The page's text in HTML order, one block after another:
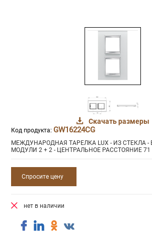
Скачать размеры
Код продукта: GW16224CG
МЕЖДУНАРОДНАЯ ТАРЕЛКА LUX - ИЗ СТЕКЛА
МОДУЛИ 2 + 2 - ЦЕНТРАЛЬНОЕ РАССТОЯНИЕ 71
Спросите цену
нет в наличии